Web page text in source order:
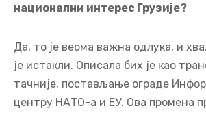
национални интерес Грузије?
Да, то је веома важна одлука, и
је истакли. Описала бих је као
тачније, постављање ограде
центру НАТО-а и ЕУ. Ова промена